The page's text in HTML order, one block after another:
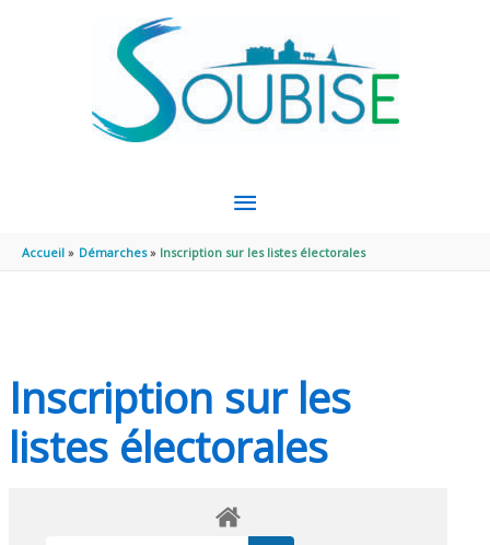
MENU
PRINCIPAL
Accueil Démarches Inscription sur les listes électorales
Inscription sur les
listes électorales